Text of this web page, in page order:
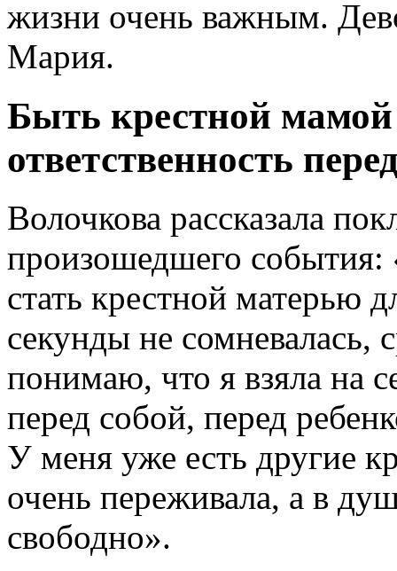
жизни очень важным.
Мария.
Быть крестной
ответственность
Волочкова рассказала
произошедшего
стать крестной матерью
секунды не сомневалась,
понимаю, что я взяла на
перед собой, перед
У меня уже есть другие
очень переживала, а в
свободно».